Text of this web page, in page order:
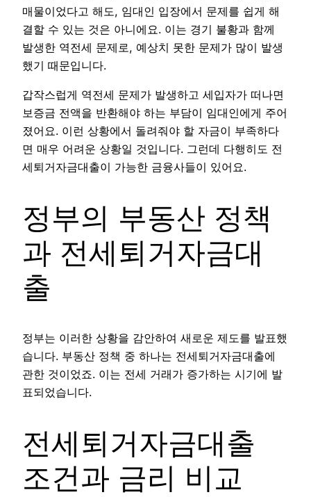
매물이었다고 해도, 임대인 입장에서 문제를 쉽게 해
결할 수 있는 것은 아니에요. 이는 경기 불황과 함께
발생한 역전세 문제로, 예상치 못한 문제가 많이 발생
했기 때문입니다.
갑작스럽게 역전세 문제가 발생하고 세입자가 떠나면
보증금 전액을 반환해야 하는 부담이 임대인에게 주어
졌어요. 이런 상황에서 돌려줘야 할 자금이 부족하다
면 매우 어려운 상황일 것입니다. 그런데 다행히도 전
세퇴거자금대출이 가능한 금융사들이 있어요.
정부의 부동산 정책
과 전세퇴거자금대
출
정부는 이러한 상황을 감안하여 새로운 제도를 발표했
습니다. 부동산 정책 중 하나는 전세퇴거자금대출에
관한 것이었죠. 이는 전세 거래가 증가하는 시기에 발
표되었습니다.
전세퇴거자금대출
조건과 금리 비교